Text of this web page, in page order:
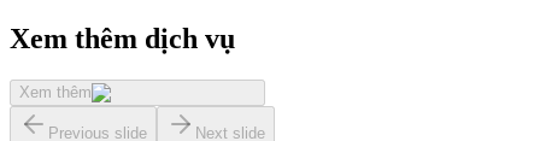
Xem thêm dịch vụ
Xem thêm
Previous slide Next slide